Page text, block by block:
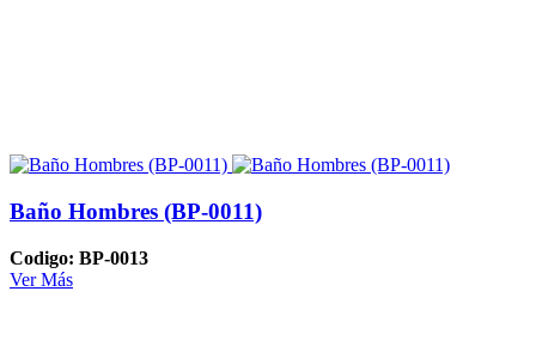
Baño Hombres (BP-0011)
Codigo: BP-0013
Ver Más